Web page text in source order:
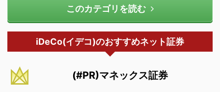
このカテゴリを読む
iDeCo(イデコ)のおすすめネット証券
(#PR)マネックス証券